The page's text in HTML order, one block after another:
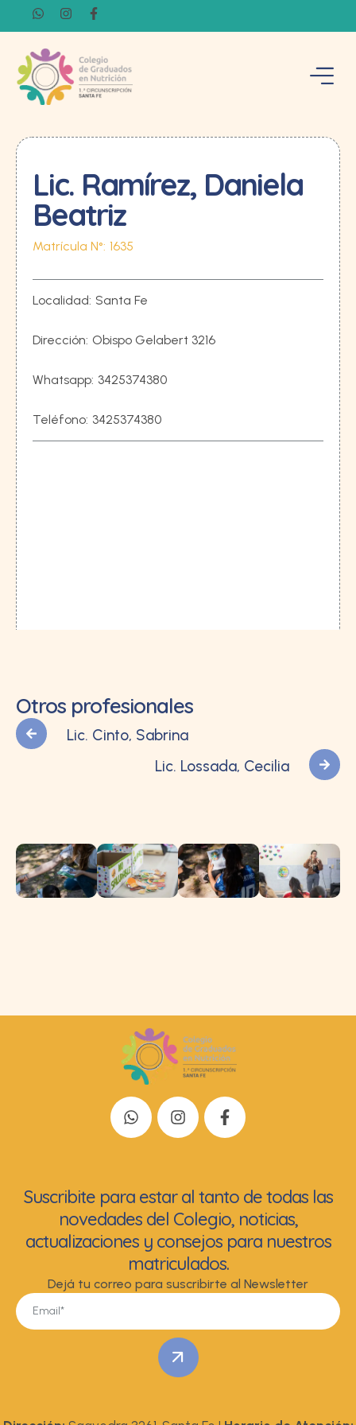
Lic. Ramírez, Daniela
Beatriz
Matrícula N°: 1635
Localidad: Santa Fe
Dirección: Obispo Gelabert 3216
Whatsapp: 3425374380
Teléfono: 3425374380
Otros profesionales
Lic. Cinto, Sabrina
Lic. Lossada, Cecilia
Suscribite para estar al tanto de todas las
novedades del Colegio, noticias,
actualizaciones y consejos para nuestros
matriculados.
Dejá tu correo para suscribirte al Newsletter